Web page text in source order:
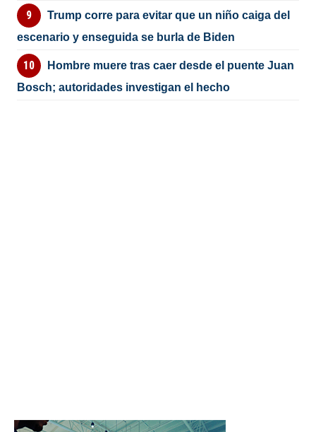
Trump corre para evitar que un niño caiga del
escenario y enseguida se burla de Biden
Hombre muere tras caer desde el puente Juan
Bosch; autoridades investigan el hecho